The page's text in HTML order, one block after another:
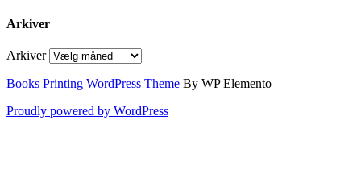
Arkiver
Arkiver
Books Printing WordPress Theme By WP Elemento
Proudly powered by WordPress